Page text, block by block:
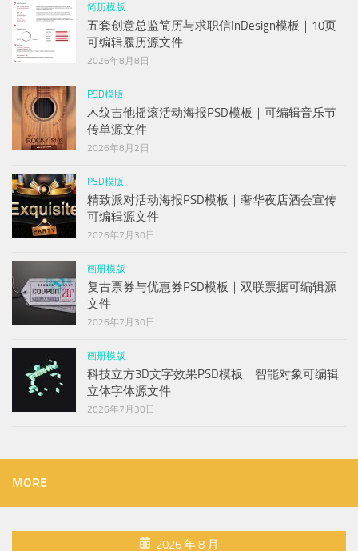
简历模版
五套创意总监简历与求职信InDesign模板｜10页
可编辑履历源文件
2026年8月8日
PSD模版
木纹吉他摇滚活动海报PSD模板｜可编辑音乐节
传单源文件
2026年8月2日
PSD模版
精致派对活动海报PSD模板｜奢华夜店酒会宣传
可编辑源文件
2026年7月30日
画册模版
复古票券与优惠券PSD模板｜双联票据可编辑源
文件
2026年7月30日
画册模版
科技立方3D文字效果PSD模板｜智能对象可编辑
立体字体源文件
2026年7月30日
MORE
2026 年 8 月